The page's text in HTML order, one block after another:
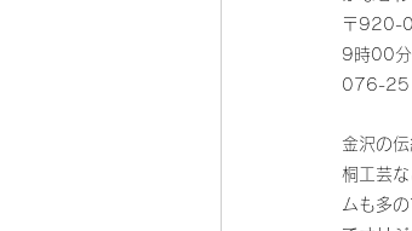
〒920-
9時00
076-
金沢の
桐工芸
ムも多